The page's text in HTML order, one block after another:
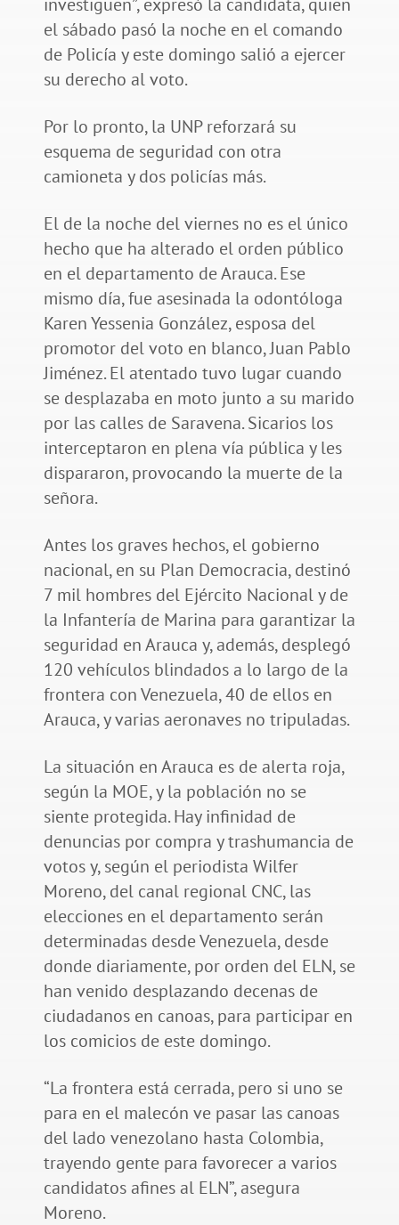
el sábado pasó la noche en el comando
de Policía y este domingo salió a ejercer
su derecho al voto.
Por lo pronto, la UNP reforzará su
esquema de seguridad con otra
camioneta y dos policías más.
El de la noche del viernes no es el único
hecho que ha alterado el orden público
en el departamento de Arauca. Ese
mismo día, fue asesinada la odontóloga
Karen Yessenia González, esposa del
promotor del voto en blanco, Juan Pablo
Jiménez. El atentado tuvo lugar cuando
se desplazaba en moto junto a su marido
por las calles de Saravena. Sicarios los
interceptaron en plena vía pública y les
dispararon, provocando la muerte de la
señora.
Antes los graves hechos, el gobierno
nacional, en su Plan Democracia, destinó
7 mil hombres del Ejército Nacional y de
la Infantería de Marina para garantizar la
seguridad en Arauca y, además, desplegó
120 vehículos blindados a lo largo de la
frontera con Venezuela, 40 de ellos en
Arauca, y varias aeronaves no tripuladas.
La situación en Arauca es de alerta roja,
según la MOE, y la población no se
siente protegida. Hay infinidad de
denuncias por compra y trashumancia de
votos y, según el periodista Wilfer
Moreno, del canal regional CNC, las
elecciones en el departamento serán
determinadas desde Venezuela, desde
donde diariamente, por orden del ELN, se
han venido desplazando decenas de
ciudadanos en canoas, para participar en
los comicios de este domingo.
“La frontera está cerrada, pero si uno se
para en el malecón ve pasar las canoas
del lado venezolano hasta Colombia,
trayendo gente para favorecer a varios
candidatos afines al ELN”, asegura
Moreno.